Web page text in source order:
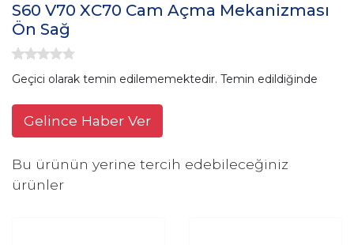
S60 V70 XC70 Cam Açma Mekanizması
Ön Sağ
Geçici olarak temin edilememektedir. Temin edildiğinde
Gelince Haber Ver
Bu ürünün yerine tercih edebileceğiniz
ürünler